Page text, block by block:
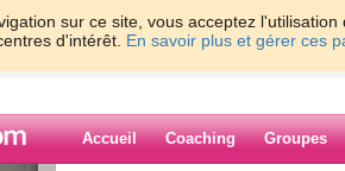
sur ce site, vous acceptez
d'intérêt. En savoir plus et gérer ces
Accueil Coaching Groupes